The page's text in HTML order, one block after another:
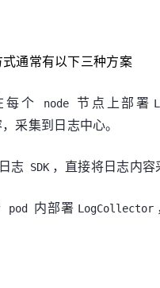
通常有以下三种方案
每个 node 节点上部署
采集到日志中心。
志 SDK ，直接将日志内
pod 内部署 LogCollector